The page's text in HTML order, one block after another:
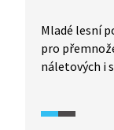
Mladé lesní
pro
náletových i
oplocenky.